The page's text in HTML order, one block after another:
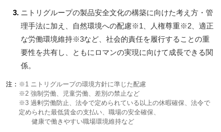
ニトリグループの製品安全文化の構築に向けた考え方・管
理手法に加え、自然環境への配慮※1、人権尊重※2、適正
な労働環境維持※3など、社会的責任を履行することの重
要性を共有し、ともにロマンの実現に向けて成長できる関
係。
注： ※1 ニトリグループの環境方針に準じた配慮
※2 強制労働、児童労働、差別の禁止など
※3 過剰労働防止、法令で定められている以上の休暇確保、法令で
定められた最低賃金の支払い、職場の安全確保、
健康で働きやすい職場環境維持など